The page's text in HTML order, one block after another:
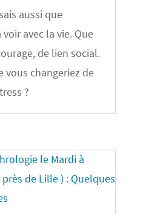
aussi que
voir avec la vie. Que
de lien social.
vous changeriez de
?